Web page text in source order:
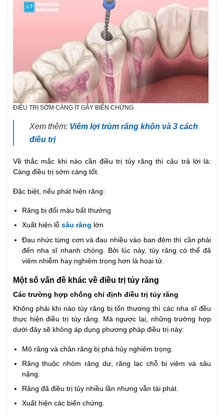
ĐIỀU TRỊ SỚM CÀNG ÍT GÂY BIẾN CHỨNG
Xem thêm: Viêm lợi trùm răng khôn và 3 cách
điều trị
Về thắc mắc khi nào cần điều trị tủy răng thì câu trả lời là:
Càng điều trị sớm càng tốt.
Đặc biệt, nếu phát hiện răng:
Răng bị đổi màu bất thường
Xuất hiện lỗsâu răng lớn
Đau nhức từng cơn và đau nhiều vào ban đêm thì cần phải
đến nha sĩ nhanh chóng. Bởi lúc này, tủy răng có thể đã
viêm nhiễm hay nghiêm trọng hơn là hoại tử.
Một số vấn đề khác về điều trị tủy răng
Các trường hợp chống chỉ định điều trị tủy răng
Không phải khi nào tủy răng bị tổn thương thì các nha sĩ đều
thực hiện điều trị tủy răng. Mà ngược lại, những trường hợp
dưới đây sẽ không áp dụng phương pháp điều trị này:
Mô răng và chân răng bị phá hủy nghiêm trọng.
Răng thuộc nhóm răng dư, răng lạc chỗ bị viêm và sâu
nặng.
Răng đã điều trị tủy nhiều lần nhưng vẫn tái phát.
Xuất hiện các biến chứng.